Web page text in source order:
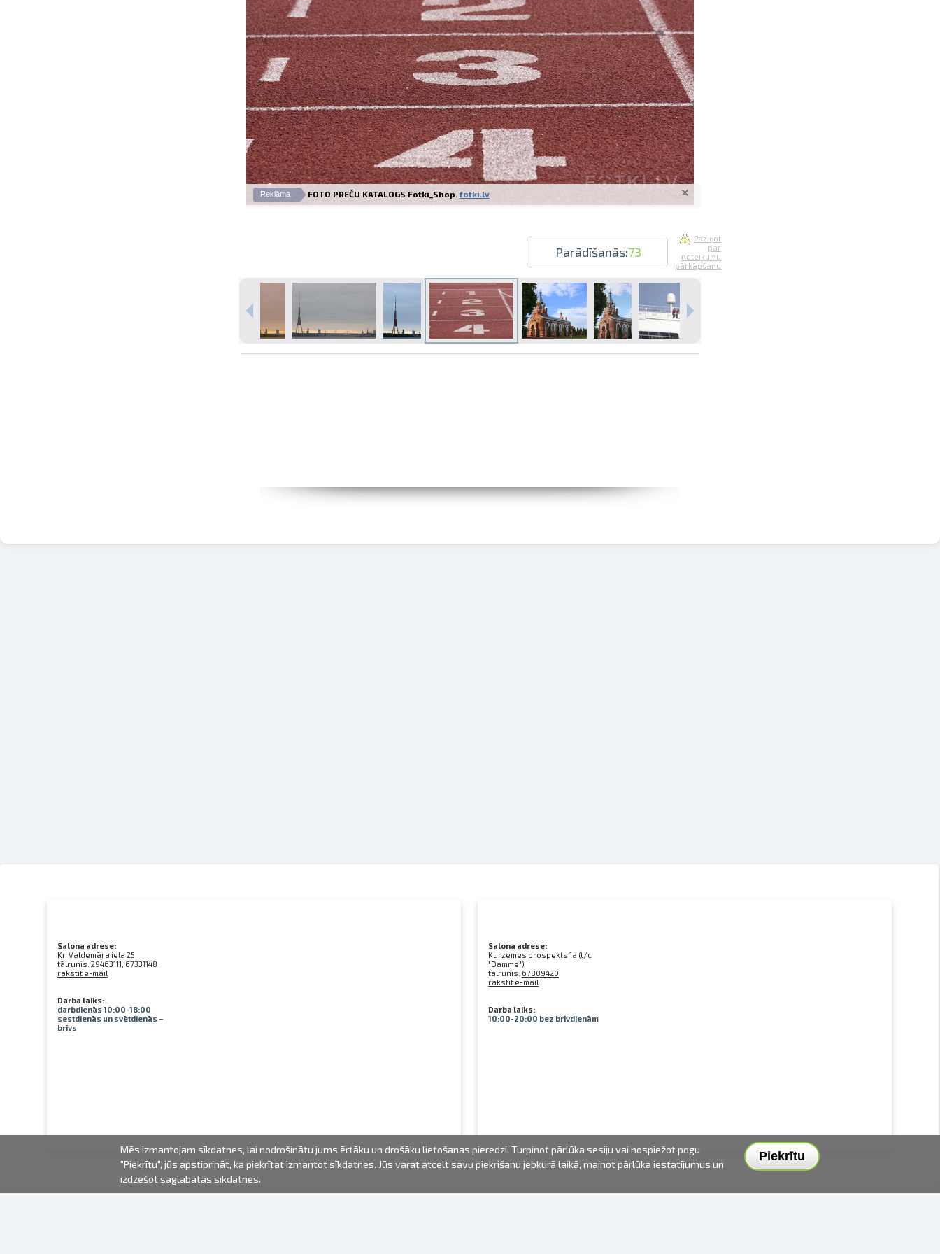
Izdrukas 1h laikā Rīgā – pasūtiet tiešsaistē
Dažādi formāti un papīra veidi jūsu foto
Piegāde visā Latvijā vai saņemšana klātienē
Reklāma FOTO PREČU KATALOGS Fotki_Shop. fotki.lv
Parādīšanās:73
Paziņot
par
noteikumu
pārkāpšanu
Salona adrese:
Kr. Valdemāra iela 25
tālrunis: 29463111, 67331148
rakstīt e-mail
Darba laiks:
darbdienās 10:00-18:00
sestdienās un svētdienās –
brīvs
Salona adrese:
Kurzemes prospekts 1a (t/c
"Damme")
tālrunis: 67809420
rakstīt e-mail
Darba laiks:
10:00-20:00 bez brīvdienām
Piekrītu
Mēs izmantojam sīkdatnes, lai nodrošinātu jums ērtāku un drošāku lietošanas pieredzi. Turpinot pārlūka sesiju vai nospiežot pogu
"Piekrītu", jūs apstiprināt, ka piekrītat izmantot sīkdatnes. Jūs varat atcelt savu piekrišanu jebkurā laikā, mainot pārlūka iestatījumus un
izdzēšot saglabātās sīkdatnes.